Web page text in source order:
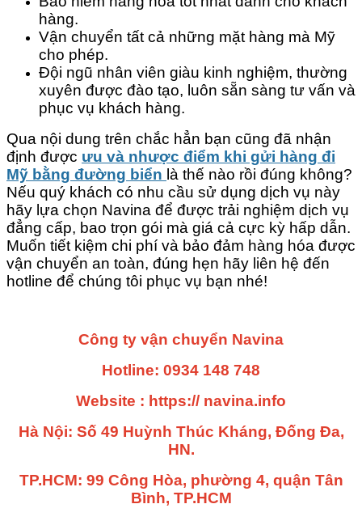
hàng.
Vận chuyển tất cả những mặt hàng mà Mỹ
cho phép.
Đội ngũ nhân viên giàu kinh nghiệm, thường
xuyên được đào tạo, luôn sẵn sàng tư vấn và
phục vụ khách hàng.
Qua nội dung trên chắc hẳn bạn cũng đã nhận
định được ưu và nhược điểm khi gửi hàng đi
Mỹ bằng đường biển là thế nào rồi đúng không?
Nếu quý khách có nhu cầu sử dụng dịch vụ này
hãy lựa chọn Navina để được trải nghiệm dịch vụ
đẳng cấp, bao trọn gói mà giá cả cực kỳ hấp dẫn.
Muốn tiết kiệm chi phí và bảo đảm hàng hóa được
vận chuyển an toàn, đúng hẹn hãy liên hệ đến
hotline để chúng tôi phục vụ bạn nhé!
Công ty vận chuyển Navina
Hotline: 0934 148 748
Website : https:// navina.info
Hà Nội: Số 49 Huỳnh Thúc Kháng, Đống Đa,
HN.
TP.HCM: 99 Công Hòa, phường 4, quận Tân
Bình, TP.HCM